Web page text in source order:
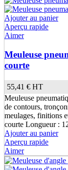
Ajouter au panier
Aperçu rapide
Aimer
Meuleuse
courte
55,41 € HT
Meuleuse
de contours,
meulages, finitions
courte Longueur :
Ajouter au panier
Aperçu rapide
Aimer